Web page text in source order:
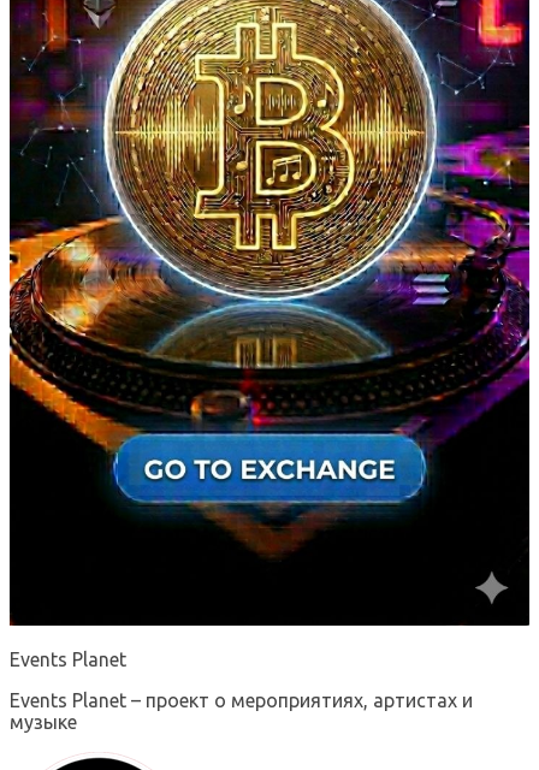
Events Planet
Events Planet – проект о мероприятиях, артистах и
музыке